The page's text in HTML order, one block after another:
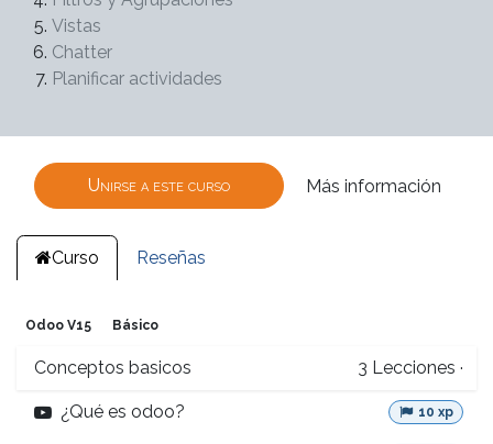
Vistas
Chatter
Planificar actividades
Unirse a este curso Más información
Curso Reseñas
Odoo V15 Básico
Conceptos basicos 3 Lecciones ·
¿Qué es odoo? 10 xp